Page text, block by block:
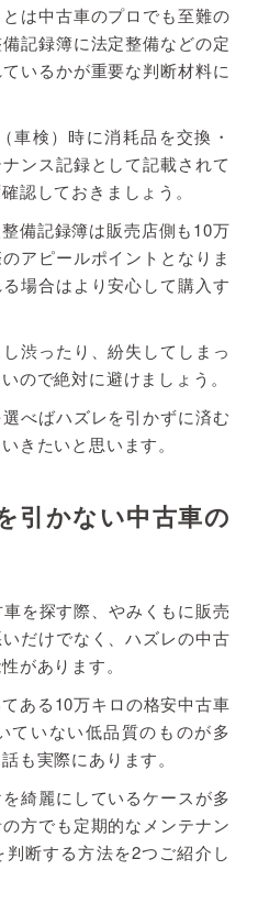
るの？売却するなら廃車
め
は中古車のプロでも至難の
記録簿に法定整備などの定
いるかが重要な判断材料に
車検）時に消耗品を交換・
ンス記録として記載されて
認しておきましょう。
備記録簿は販売店側も10万
アピールポイントとなりま
場合はより安心して購入す
渋ったり、紛失してしまっ
ので絶対に避けましょう。
べばハズレを引かずに済む
きたいと思います。
引かない中古車の
を探す際、やみくもに販売
だけでなく、ハズレの中古
があります。
ある10万キロの格安中古車
ていない低品質のものが多
も実際にあります。
綺麗にしているケースが多
方でも定期的なメンテナン
断する方法を2つご紹介し